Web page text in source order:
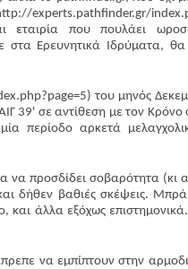
experts.pathfinder.gr/
εταιρία που πουλάει
Ερευνητικά Ιδρύματα,
του μηνός
39' σε αντίθεση με τον Κρόνο
περίοδο αρκετά
να προσδίδει σοβαρότητα (κι
δήθεν βαθιές σκέψεις.
και άλλα εξόχως
να εμπίπτουν στην